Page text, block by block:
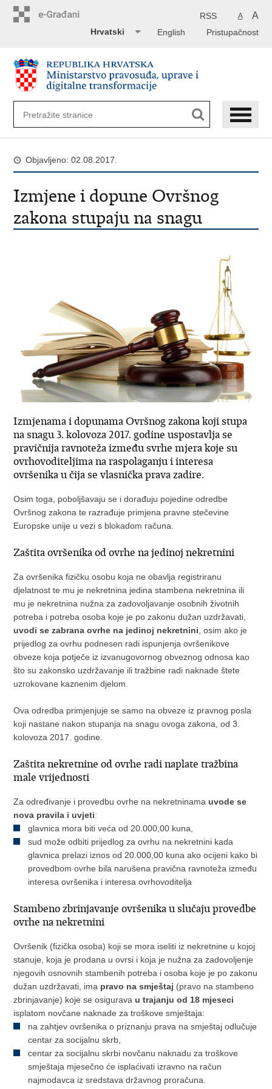
A A
RSS
Pristupačnost
English
Hrvatski
Objavljeno: 02.08.2017.
Izmjene i dopune Ovršnog
zakona stupaju na snagu
Izmjenama i dopunama Ovršnog zakona koji stupa
na snagu 3. kolovoza 2017. godine uspostavlja se
pravičnija ravnoteža između svrhe mjera koje su
ovrhovoditeljima na raspolaganju i interesa
ovršenika u čija se vlasnička prava zadire.
Osim toga, poboljšavaju se i dorađuju pojedine odredbe
Ovršnog zakona te razrađuje primjena pravne stečevine
Europske unije u vezi s blokadom računa.
Zaštita ovršenika od ovrhe na jedinoj nekretnini
Za ovršenika fizičku osobu koja ne obavlja registriranu
djelatnost te mu je nekretnina jedina stambena nekretnina ili
mu je nekretnina nužna za zadovoljavanje osobnih životnih
potreba i potreba osoba koje je po zakonu dužan uzdržavati,
uvodi se zabrana ovrhe na jedinoj nekretnini , osim ako je
prijedlog za ovrhu podnesen radi ispunjenja ovršenikove
obveze koja potječe iz izvanugovornog obveznog odnosa kao
što su zakonsko uzdržavanje ili tražbine radi naknade štete
uzrokovane kaznenim djelom.
Ova odredba primjenjuje se samo na obveze iz pravnog posla
koji nastane nakon stupanja na snagu ovoga zakona, od 3.
kolovoza 2017. godine.
Zaštita nekretnine od ovrhe radi naplate tražbina
male vrijednosti
Za određivanje i provedbu ovrhe na nekretninamauvode se
nova pravila i uvjeti:
glavnica mora biti veća od 20.000,00 kuna,
sud može odbiti prijedlog za ovrhu na nekretnini kada
glavnica prelazi iznos od 20.000,00 kuna ako ocijeni kako bi
provedbom ovrhe bila narušena pravična ravnoteža između
interesa ovršenika i interesa ovrhovoditelja
Stambeno zbrinjavanje ovršenika u slučaju provedbe
ovrhe na nekretnini
Ovršenik (fizička osoba) koji se mora iseliti iz nekretnine u kojoj
stanuje, koja je prodana u ovrsi i koja je nužna za zadovoljenje
njegovih osnovnih stambenih potreba i osoba koje je po zakonu
dužan uzdržavati, ima pravo na smještaj (pravo na stambeno
zbrinjavanje) koje se osiguravau trajanju od 18 mjeseci
isplatom novčane naknade za troškove smještaja:
na zahtjev ovršenika o priznanju prava na smještaj odlučuje
centar za socijalnu skrb,
centar za socijalnu skrbi novčanu naknadu za troškove
smještaja mjesečno će isplaćivati izravno na račun
najmodavca iz sredstava državnog proračuna.